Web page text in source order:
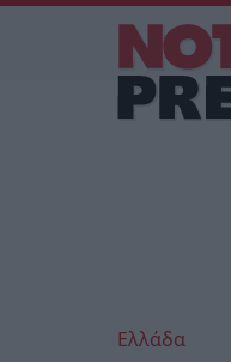
Ελλάδα